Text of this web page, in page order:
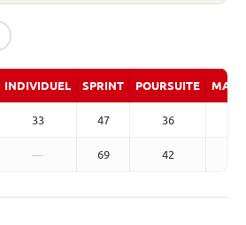
INDIVIDUEL SPRINT POURSUITE
33 47 36
— 69 42